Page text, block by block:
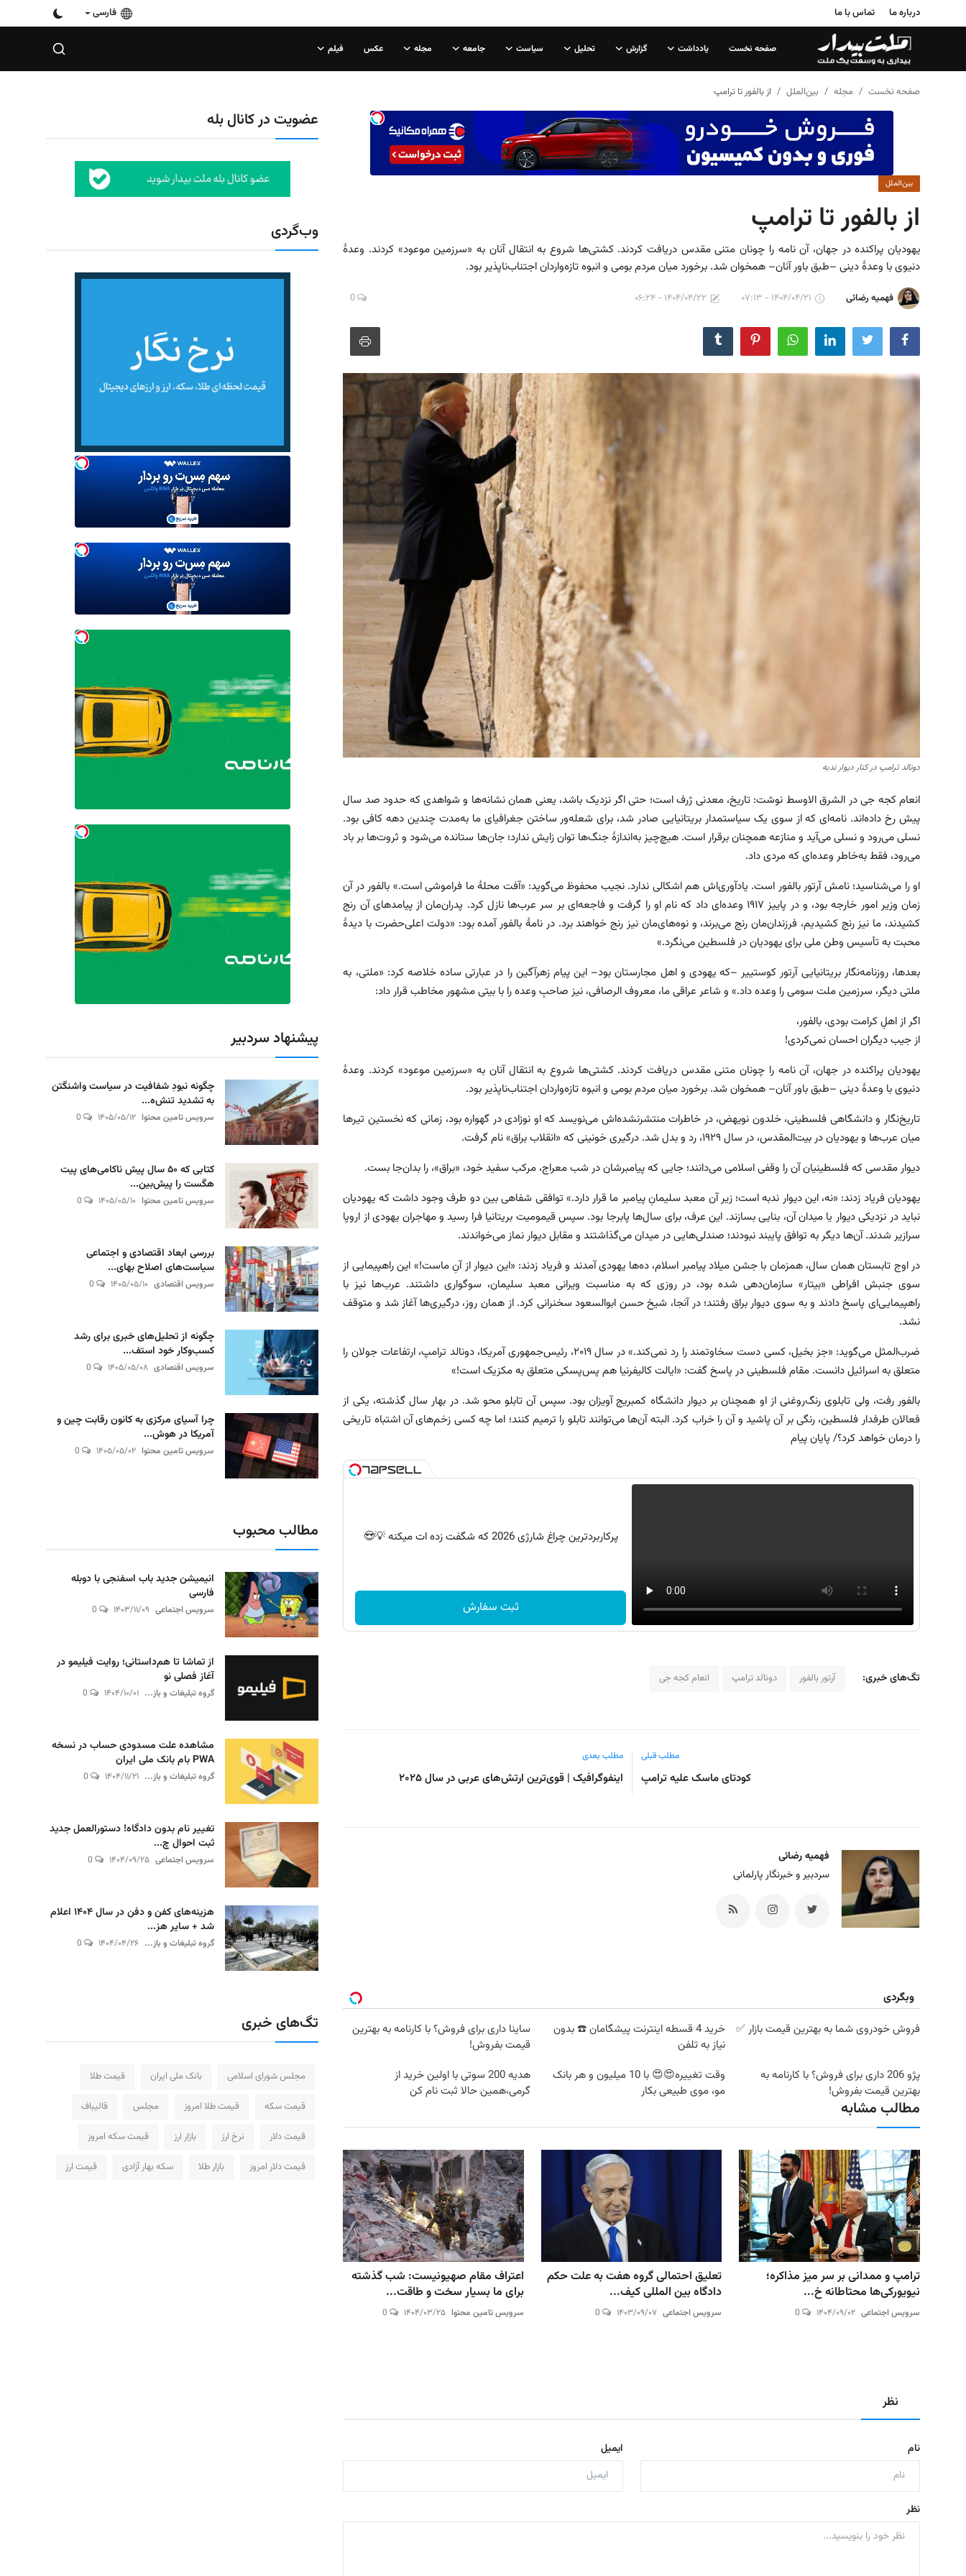
درباره ما تماس با ما فارسی
صفحه نخست یادداشت گزارش تحلیل سیاست جامعه مجله عکس فیلم
صفحه نخست
صفحه نخست مجله بین‌الملل از بالفور تا ترامپ
بین‌الملل
از بالفور تا ترامپ
یهودیان پراکنده در جهان، آن نامه را چونان متنی مقدس دریافت کردند. کشتی‌ها شروع به انتقال آنان به «سرزمین موعود» کردند. وعدهٔ
دنیوی با وعدهٔ دینی –طبق باور آنان– همخوان شد. برخورد میان مردم بومی و انبوه تازه‌واردان اجتناب‌ناپذیر بود.
فهمیه رضائی ۱۴۰۴/۰۴/۲۱ - ۰۷:۱۳ ۱۴۰۴/۰۴/۲۲ - ۰۶:۲۴ 0
دونالد ترامپ در کنار دیوار ندبه
انعام کجه جی در الشرق الاوسط نوشت: تاریخ، معدنی ژرف است؛ حتی اگر نزدیک باشد، یعنی همان نشانه‌ها و شواهدی که حدود صد سال
پیش رخ داده‌اند. نامه‌ای که از سوی یک سیاستمدار بریتانیایی صادر شد، برای شعله‌ور ساختن جغرافیای ما به‌مدت چندین دهه کافی بود.
نسلی می‌رود و نسلی می‌آید و منازعه همچنان برقرار است. هیچ‌چیز به‌اندازهٔ جنگ‌ها توان زایش ندارد؛ جان‌ها ستانده می‌شود و ثروت‌ها بر باد
می‌رود، فقط به‌خاطر وعده‌ای که مردی داد.
او را می‌شناسید؛ نامش آرتور بالفور است. یادآوری‌اش هم اشکالی ندارد. نجيب محفوظ می‌گوید: «آفت محلهٔ ما فراموشی است.» بالفور در آن
زمان وزیر امور خارجه بود، و در پاییز ۱۹۱۷ وعده‌ای داد که نام او را گرفت و فاجعه‌ای بر سر عرب‌ها نازل کرد. پدران‌مان از پیامدهای آن رنج
کشیدند، ما نیز رنج کشیدیم، فرزندان‌مان رنج می‌برند، و نوه‌های‌مان نیز رنج خواهند برد. در نامهٔ بالفور آمده بود: «دولت اعلی‌حضرت با دیدهٔ
محبت به تأسیس وطن ملی برای یهودیان در فلسطین می‌نگرد.»
بعدها، روزنامه‌نگار بریتانیایی آرتور كوستیير –که یهودی و اهل مجارستان بود– این پیام زهرآگین را در عبارتی ساده خلاصه کرد: «ملتی، به
ملتی دیگر، سرزمین ملت سومی را وعده داد.» و شاعر عراقی ما، معروف الرصافی، نیز صاحبِ وعده را با بیتی مشهور مخاطب قرار داد:
اگر از اهلِ کرامت بودی، بالفور،
از جیب دیگران احسان نمی‌کردی!
یهودیان پراکنده در جهان، آن نامه را چونان متنی مقدس دریافت کردند. کشتی‌ها شروع به انتقال آنان به «سرزمین موعود» کردند. وعدهٔ
دنیوی با وعدهٔ دینی –طبق باور آنان– همخوان شد. برخورد میان مردم بومی و انبوه تازه‌واردان اجتناب‌ناپذیر بود.
تاریخ‌نگار و دانشگاهی فلسطینی، خلدون نويهض، در خاطرات منتشرنشده‌اش می‌نویسد که او نوزادی در گهواره بود، زمانی که نخستین تیرها
میان عرب‌ها و یهودیان در بیت‌المقدس، در سال ۱۹۲۹، رد و بدل شد. درگیری خونینی که «انقلاب براق» نام گرفت.
دیوار مقدسی که فلسطینیان آن را وقفی اسلامی می‌دانند؛ جایی که پیامبرشان در شب معراج، مرکب سفید خود، «براق»، را بدان‌جا بست.
یهودیان فریاد زدند: «نه، این دیوار ندبه است؛ زیر آن معبد سلیمانِ پیامبر ما قرار دارد.» توافقی شفاهی بین دو طرف وجود داشت که یهودیان
نباید در نزدیکی دیوار یا میدان آن، بنایی بسازند. این عرف، برای سال‌ها پابرجا بود. سپس قیمومیت بریتانیا فرا رسید و مهاجران یهودی از اروپا
سرازیر شدند. آن‌ها دیگر به توافق پایبند نبودند؛ صندلی‌هایی در میدان می‌گذاشتند و مقابل دیوار نماز می‌خواندند.
در اوج تابستان همان سال، همزمان با جشن میلاد پیامبر اسلام، ده‌ها یهودی آمدند و فریاد زدند: «این دیوار از آنِ ماست!» این راهپیمایی از
سوی جنبش افراطی «بیتار» سازمان‌دهی شده بود، در روزی که به مناسبت ویرانی معبد سلیمان، سوگواری داشتند. عرب‌ها نیز با
راهپیمایی‌ای پاسخ دادند و به سوی دیوار براق رفتند؛ در آنجا، شیخ حسن ابوالسعود سخنرانی کرد. از همان روز، درگیری‌ها آغاز شد و متوقف
نشد.
ضرب‌المثل می‌گوید: «جز بخیل، کسی دست سخاوتمند را رد نمی‌کند.» در سال ۲۰۱۹، رئیس‌جمهورى آمریکا، دونالد ترامپ، ارتفاعات جولان را
متعلق به اسرائیل دانست. مقام فلسطینی‌ در پاسخ گفت: «ایالت کالیفرنیا هم پس‌پسکی متعلق به مکزیک است!»
بالفور رفت، ولی تابلوی رنگ‌روغنی از او همچنان بر دیوار دانشگاه کمبریج آویزان بود. سپس آن تابلو محو شد. در بهار سال گذشته، یکی از
فعالان طرفدار فلسطین، رنگی بر آن پاشید و آن را خراب کرد. البته آن‌ها می‌توانند تابلو را ترمیم کنند؛ اما چه کسی زخم‌های آن اشتباه تاریخی
را درمان خواهد کرد؟/ پایان پیام
پرکاربردترین چراغ شارژی 2026 که شگفت زده ات میکنه 💡😍
ثبت سفارش
تگ‌های خبری: آرتور بالفور دونالد ترامپ انعام کجه جی
مطلب قبلی
کودتای ماسک علیه ترامپ
مطلب بعدی
اینفوگرافیک | قوی‌ترین ارتش‌های عربی در سال ۲۰۲۵
فهمیه رضائی
سردبیر و خبرنگار پارلمانی
وبگردی
فروش خودروی شما به بهترین قیمت بازار ✅
خرید 4 قسطه اینترنت پیشگامان ☎️ بدون
نیاز به تلفن
ساینا داری برای فروش؟ با کارنامه به بهترین
قیمت بفروش!
پژو 206 داری برای فروش؟ با کارنامه به
بهترین قیمت بفروش!
وقت تغییره😍😍 با 10 میلیون و هر بانک
مو، موی طبیعی بکار
هدیه 200 سوتی با اولین خرید از
گرمی،همین حالا ثبت نام کن
مطالب مشابه
ترامپ و ممدانی بر سر میز مذاکره؛
نیویورکی‌ها محتاطانه خ...
سرویس اجتماعی ۱۴۰۴/۰۹/۰۲
تعلیق احتمالی گروه هفت به علت حکم
دادگاه بین المللی کیف...
سرویس اجتماعی ۱۴۰۳/۰۹/۰۷ 0
اعتراف مقام صهیونیست: شب گذشته
برای ما بسیار سخت و طاقت...
سرویس تامین محتوا ۱۴۰۴/۰۳/۲۵
نظر
نام ایمیل
نظر
عضویت در کانال بله
وب‌گردی
پیشنهاد سردبیر
چگونه نبودِ شفافیت در سیاست واشنگتن
به تشدید تنش‌ه...
سرویس تامین محتوا ۱۴۰۵/۰۵/۱۲ 0
کتابی که ۵۰ سال پیش ناکامی‌های پیت
هگست را پیش‌بین...
سرویس تامین محتوا ۱۴۰۵/۰۵/۱۰ 0
بررسی ابعاد اقتصادی و اجتماعی
سیاست‌های اصلاح بهای...
سرویس اقتصادی ۱۴۰۵/۰۵/۱۰ 0
چگونه از تحلیل‌های خبری برای رشد
کسب‌وکار خود استف...
سرویس اقتصادی ۱۴۰۵/۰۵/۰۸ 0
چرا آسیای مرکزی به کانون رقابت چین و
آمریکا در هوش...
سرویس تامین محتوا ۱۴۰۵/۰۵/۰۲ 0
مطالب محبوب
انیمیشن جدید باب اسفنجی با دوبله
فارسی
سرویس اجتماعی ۱۴۰۳/۱۱/۰۹ 0
از تماشا تا هم‌داستانی؛ روایت فیلیمو در
آغاز فصلی نو
گروه تبلیغات و باز... ۱۴۰۴/۱۰/۰۱ 0
مشاهده علت مسدودی حساب در نسخه
PWA بام بانک ملی ایران
گروه تبلیغات و باز... ۱۴۰۴/۱۱/۲۱ 0
تغییر نام بدون دادگاه! دستورالعمل جدید
ثبت احوال چ...
سرویس اجتماعی ۱۴۰۴/۰۹/۲۵ 0
هزینه‌های کفن و دفن در سال ۱۴۰۴ اعلام
شد + سایر هز...
گروه تبلیغات و باز... ۱۴۰۴/۰۴/۲۶ 0
تگ‌های خبری
مجلس شورای اسلامی بانک ملی ایران قیمت طلا
قیمت سکه قیمت طلا امروز مجلس قالیباف
قیمت دلار نرخ ارز بازار ارز قیمت سکه امروز
قیمت دلار امروز بازار طلا سکه بهار آزادی قیمت ارز